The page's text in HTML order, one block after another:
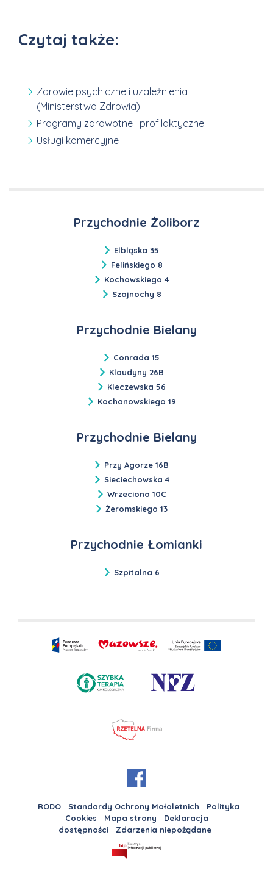
Czytaj także:
Zdrowie psychiczne i uzależnienia
(Ministerstwo Zdrowia)
Programy zdrowotne i profilaktyczne
Usługi komercyjne
Przychodnie Żoliborz
Elbląska 35
Felińskiego 8
Kochowskiego 4
Szajnochy 8
Przychodnie Bielany
Conrada 15
Klaudyny 26B
Kleczewska 56
Kochanowskiego 19
Przychodnie Bielany
Przy Agorze 16B
Sieciechowska 4
Wrzeciono 10C
Żeromskiego 13
Przychodnie Łomianki
Szpitalna 6
RODO Standardy Ochrony Małoletnich
Polityka
Cookies
Mapa strony
Deklaracja
dostępności
Zdarzenia niepożądane